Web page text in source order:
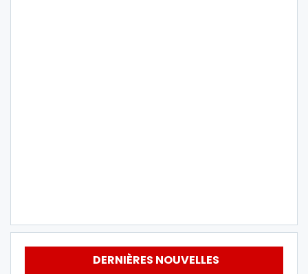
DERNIÈRES NOUVELLES